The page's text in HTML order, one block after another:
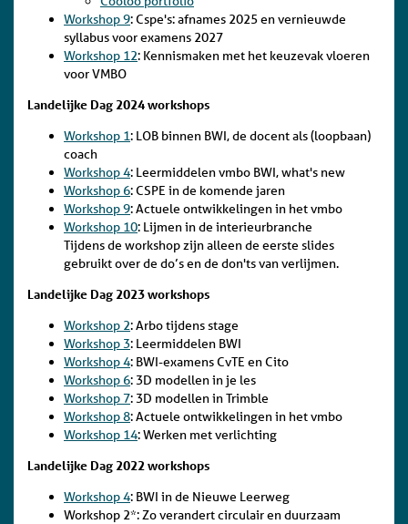
Workshop 9: Cspe's: afnames 2025 en vernieuwde
syllabus voor examens 2027
Workshop 12: Kennismaken met het keuzevak vloeren
voor VMBO
Landelijke Dag 2024 workshops
Workshop 1: LOB binnen BWI, de docent als (loopbaan)
coach
Workshop 4: Leermiddelen vmbo BWI, what's new
Workshop 6: CSPE in de komende jaren
Workshop 9: Actuele ontwikkelingen in het vmbo
Workshop 10: Lijmen in de interieurbranche
Tijdens de workshop zijn alleen de eerste slides
gebruikt over de do’s en de don'ts van verlijmen.
Landelijke Dag 2023 workshops
Workshop 2: Arbo tijdens stage
Workshop 3: Leermiddelen BWI
Workshop 4: BWI-examens CvTE en Cito
Workshop 6: 3D modellen in je les
Workshop 7: 3D modellen in Trimble
Workshop 8: Actuele ontwikkelingen in het vmbo
Workshop 14: Werken met verlichting
Landelijke Dag 2022 workshops
Workshop 4: BWI in de Nieuwe Leerweg
Workshop 2*: Zo verandert circulair en duurzaam